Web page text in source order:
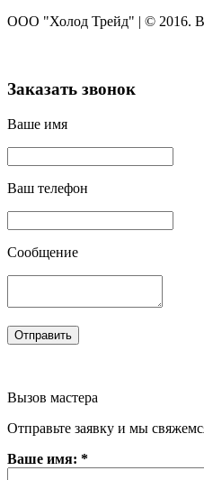
ООО "Холод Трейд" | © 2016.
Заказать звонок
Ваше имя
Ваш телефон
Сообщение
Вызов мастера
Отправьте заявку и мы
Ваше имя: *